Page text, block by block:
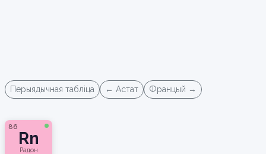
Перыядычная табліца ← Астат Францый →
86
Rn
Радон